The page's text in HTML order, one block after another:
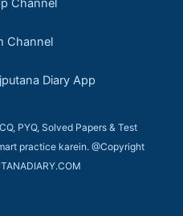
Channel
Channel
Diary App
PYQ, Solved Papers & Test
practice karein. @Copyright